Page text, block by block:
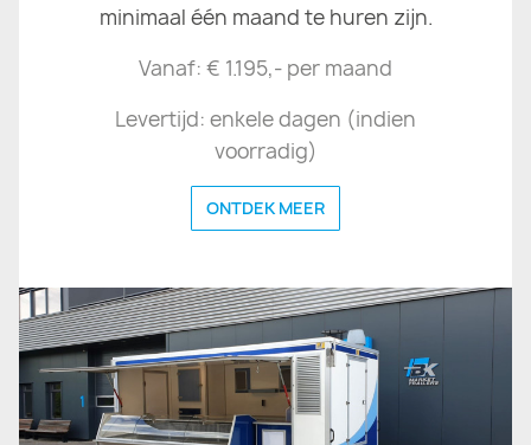
minimaal één maand te huren zijn.
Vanaf: € 1.195,- per maand
Levertijd: enkele dagen (indien
voorradig)
ONTDEK MEER